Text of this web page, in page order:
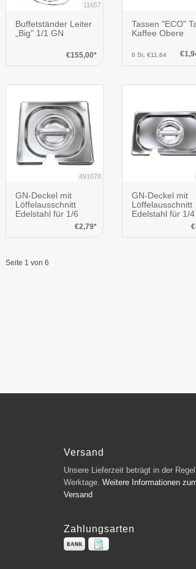
11657
Buffetständer Leiter
„Big" 1/1 GN
€155,00*
Tassen "ECO"
Kaffee Obere
6 St. €11,64
491078
GN-Deckel mit
Löffelausschnitt
Edelstahl für 1/6
€2,79*
GN-Deckel mit
Löffelausschnitt
Edelstahl für 1/4
Seite 1 von 6
Versand
Unsere Lieferzeit beträgt in der
Werktage. Weitere Informationen
Versand
Zahlungsarten